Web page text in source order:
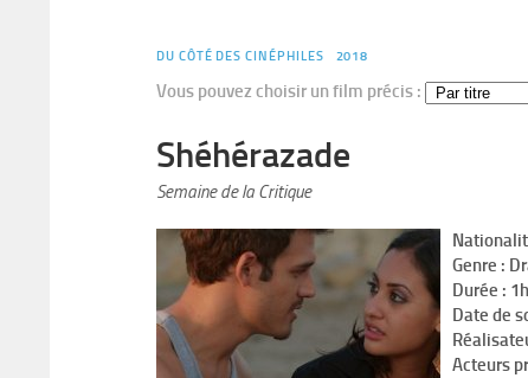
DU CÔTÉ DES CINÉPHILES 2018
Vous pouvez choisir un film précis :
Shéhérazade
Semaine de la Critique
Genre :
Durée :
Date de
Acteurs